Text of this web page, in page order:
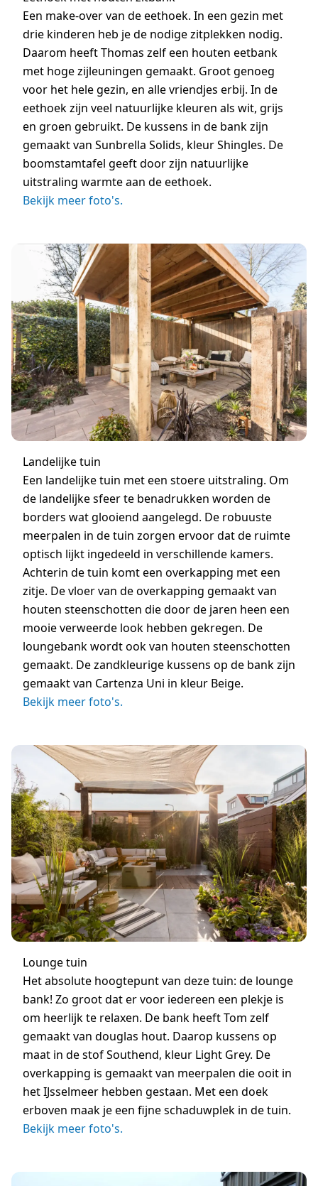
Een make-over van de eethoek. In een gezin met
drie kinderen heb je de nodige zitplekken nodig.
Daarom heeft Thomas zelf een houten eetbank
met hoge zijleuningen gemaakt. Groot genoeg
voor het hele gezin, en alle vriendjes erbij. In de
eethoek zijn veel natuurlijke kleuren als wit, grijs
en groen gebruikt. De kussens in de bank zijn
gemaakt van Sunbrella Solids, kleur Shingles. De
boomstamtafel geeft door zijn natuurlijke
uitstraling warmte aan de eethoek.
Bekijk meer foto's.
Landelijke tuin
Een landelijke tuin met een stoere uitstraling. Om
de landelijke sfeer te benadrukken worden de
borders wat glooiend aangelegd. De robuuste
meerpalen in de tuin zorgen ervoor dat de ruimte
optisch lijkt ingedeeld in verschillende kamers.
Achterin de tuin komt een overkapping met een
zitje. De vloer van de overkapping gemaakt van
houten steenschotten die door de jaren heen een
mooie verweerde look hebben gekregen. De
loungebank wordt ook van houten steenschotten
gemaakt. De zandkleurige kussens op de bank zijn
gemaakt van Cartenza Uni in kleur Beige.
Bekijk meer foto's.
Lounge tuin
Het absolute hoogtepunt van deze tuin: de lounge
bank! Zo groot dat er voor iedereen een plekje is
om heerlijk te relaxen. De bank heeft Tom zelf
gemaakt van douglas hout. Daarop kussens op
maat in de stof Southend, kleur Light Grey. De
overkapping is gemaakt van meerpalen die ooit in
het IJsselmeer hebben gestaan. Met een doek
erboven maak je een fijne schaduwplek in de tuin.
Bekijk meer foto's.